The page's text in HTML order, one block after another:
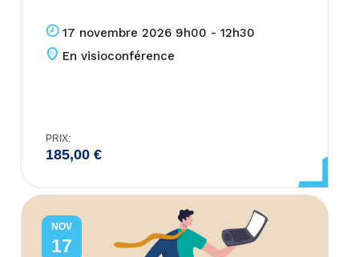
17 novembre 2026 9h00 - 12h30
En visioconférence
PRIX:
185,00€
NOV
17